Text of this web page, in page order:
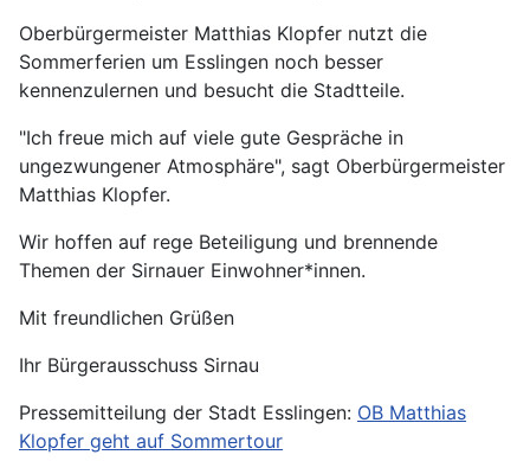
Oberbürgermeister Matthias Klopfer nutzt die
Sommerferien um Esslingen noch besser
kennenzulernen und besucht die Stadtteile.
"Ich freue mich auf viele gute Gespräche in
ungezwungener Atmosphäre", sagt Oberbürgermeister
Matthias Klopfer.
Wir hoffen auf rege Beteiligung und brennende
Themen der Sirnauer Einwohner*innen.
Mit freundlichen Grüßen
Ihr Bürgerausschuss Sirnau
Pressemitteilung der Stadt Esslingen: OB Matthias
Klopfer geht auf Sommertour